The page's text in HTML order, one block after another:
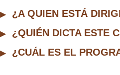
¿A QUIEN ESTÁ
¿QUIÉN DICTA ESTE
¿CUÁL ES EL